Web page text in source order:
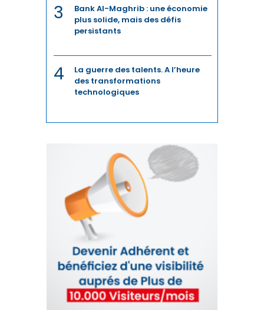
3
Bank Al-Maghrib : une économie
plus solide, mais des défis
persistants
4
La guerre des talents. A l’heure
des transformations
technologiques